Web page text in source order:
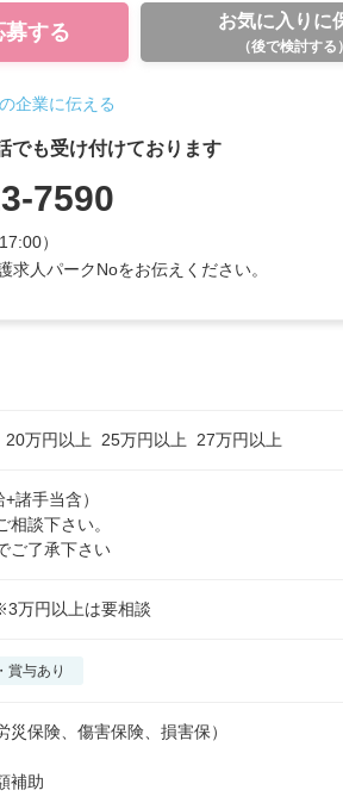
募する お気に入りに
（後で検討する）
企業に伝える
でも受け付けております
7590
）
人パークNoをお伝えください。
20万円以上 25万円以上 27万円以上
諸手当含）
談下さい。
万円以上は要相談
賞与あり
保険、傷害保険、損害保）
補助